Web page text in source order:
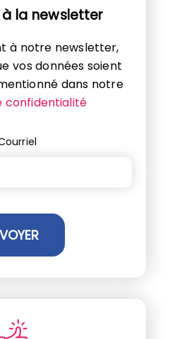
la newsletter
à notre newsletter,
vos données soient
dans notre
confidentialité